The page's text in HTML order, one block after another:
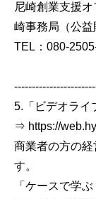
尼崎創業支援
崎事務局（公益
TEL：080-
5.「ビデオライ
⇒ https://
商業者の方の
す。
「ケースで学